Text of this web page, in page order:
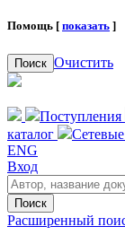
Помощь [ показать ]
Поиск Очистить
Поступления
каталог
ENG
Вход
Поиск
Расширенный